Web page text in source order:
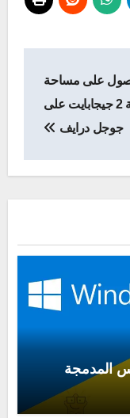
على مساحة
مجانية 2 جيجابايت على
جوجل درايف
المدمجة